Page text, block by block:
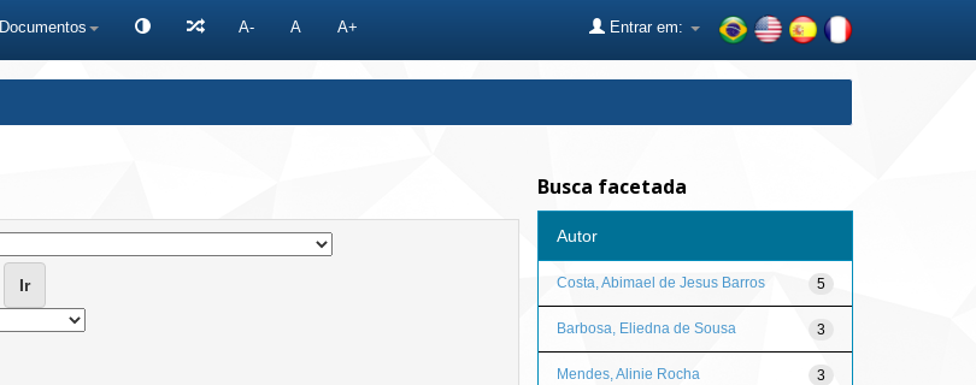
Documentos A- A A+ Entrar em:
Busca facetada
Autor
5
Costa, Abimael de Jesus Barros
3
Barbosa, Eliedna de Sousa
3
Mendes, Alinie Rocha